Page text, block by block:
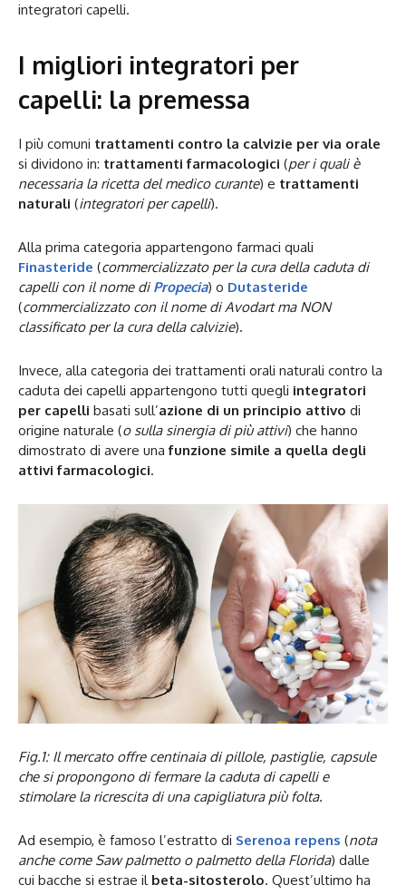
integratori capelli.
I migliori integratori per
capelli: la premessa
I più comuni trattamenti contro la calvizie per via orale
si dividono in: trattamenti farmacologici (per i quali è
necessaria la ricetta del medico curante) e trattamenti
naturali (integratori per capelli).
Alla prima categoria appartengono farmaci quali
Finasteride (commercializzato per la cura della caduta di
capelli con il nome di Propecia) o Dutasteride
(commercializzato con il nome di Avodart ma NON
classificato per la cura della calvizie).
Invece, alla categoria dei trattamenti orali naturali contro la
caduta dei capelli appartengono tutti quegli integratori
per capelli basati sull’azione di un principio attivo di
origine naturale (o sulla sinergia di più attivi) che hanno
dimostrato di avere unafunzione simile a quella degli
attivi farmacologici.
Fig.1: Il mercato offre centinaia di pillole, pastiglie, capsule
che si propongono di fermare la caduta di capelli e
stimolare la ricrescita di una capigliatura più folta.
Ad esempio, è famoso l’estratto di Serenoa repens (nota
anche come Saw palmetto o palmetto della Florida) dalle
cui bacche si estrae il beta-sitosterolo. Quest’ultimo ha